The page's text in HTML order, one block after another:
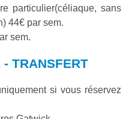
particulier(céliaque, sans
44€ par sem.
sem.
- TRANSFERT
si vous réservez